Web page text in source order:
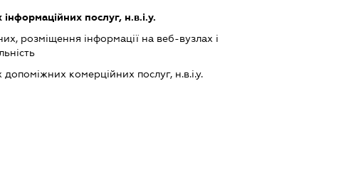
послуг, н.в.і.у.
розміщення інформації на веб-вузлах і
комерційних послуг, н.в.і.у.